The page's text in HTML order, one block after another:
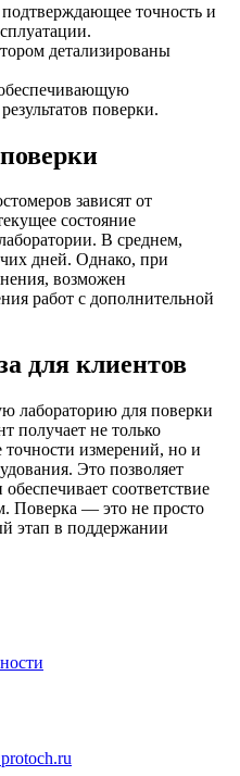
точность и
детализированы
поверки.
зависят от
состояние
В среднем,
дней. Однако, при
возможен
работ с дополнительной
для клиентов
лабораторию для поверки
получает не только
точности измерений, но и
Это позволяет
соответствие
Поверка — это не просто
этап в поддержании